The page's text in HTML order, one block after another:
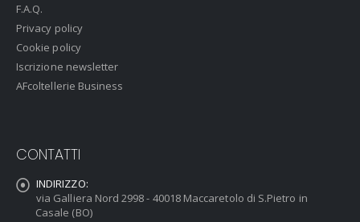
F.A.Q.
Privacy policy
Cookie policy
Iscrizione newsletter
AFcoltellerie Business
CONTATTI
INDIRIZZO:
via Galliera Nord 2998 - 40018 Maccaretolo di S.Pietro in
Casale (BO)